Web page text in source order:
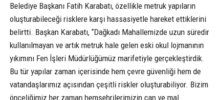
Belediye Başkanı Fatih Karabatı, özellikle metruk yapıların
oluşturabileceği risklere karşı hassasiyetle hareket ettiklerini
belirtti. Başkan Karabatı, “Dağkadı Mahallemizde uzun süredir
kullanılmayan ve artık metruk hale gelen eski okul lojmanının
yıkımını Fen İşleri Müdürlüğümüz marifetiyle gerçekleştirdik.
Bu tür yapılar zaman içerisinde hem çevre güvenliği hem de
vatandaşlarımız açısından çeşitli riskler oluşturabiliyor. Bizim
önceliğimiz her zaman hemşehrilerimizin can ve mal